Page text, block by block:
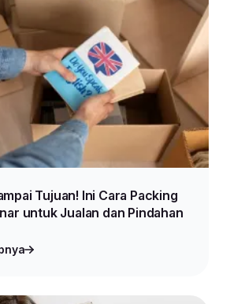
Tujuan! Ini Cara Packing
untuk Jualan dan Pindahan